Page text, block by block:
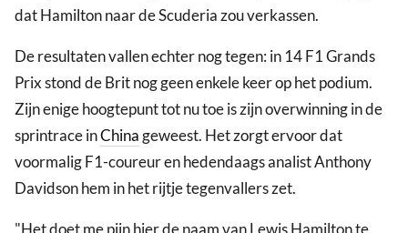
dat Hamilton naar de Scuderia zou verkassen.
De resultaten vallen echter nog tegen: in 14 F1 Grands
Prix stond de Brit nog geen enkele keer op het podium.
Zijn enige hoogtepunt tot nu toe is zijn overwinning in de
sprintrace inChinageweest. Het zorgt ervoor dat
voormalig F1-coureur en hedendaags analist Anthony
Davidson hem in het rijtje tegenvallers zet.